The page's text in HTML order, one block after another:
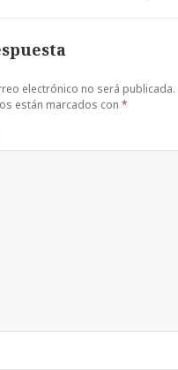
electrónico no será publicada.
están marcados con*